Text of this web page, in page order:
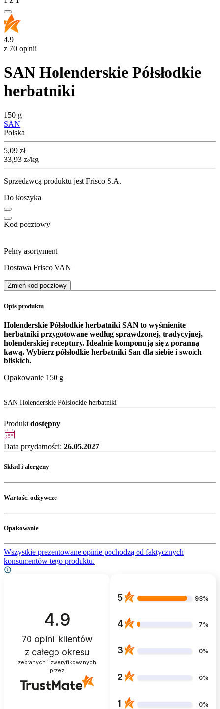
4.9
z 70 opinii
SAN Holenderskie Półsłodkie
herbatniki
150 g
SAN
Polska
Cena
5,09 zł
33,93 zł/kg
Sprzedawcą produktu jest Frisco S.A.
Do koszyka
Kod pocztowy
Pełny asortyment
Dostawa Frisco VAN
Zmień kod pocztowy
Opis produktu
Holenderskie Półsłodkie herbatniki SAN to wyśmienite
herbatniki przygotowane według sprawdzonej, tradycyjnej,
holenderskiej receptury. Idealnie komponują się z poranną
kawą. Wybierz półsłodkie herbatniki San dla siebie i swoich
bliskich.
Opakowanie 150 g
SAN Holenderskie Półsłodkie herbatniki
Produkt dostępny
Data przydatności: 26.05.2027
Skład i alergeny
Wartości odżywcze
Opakowanie
Wszystkie prezentowane opinie pochodzą od faktycznych
konsumentów tego produktu.
4.9
70 opinii klientów
z całego okresu
zebranych i zweryfikowanych
przez
5 93%
4 7%
3 0%
2 0%
1 0%